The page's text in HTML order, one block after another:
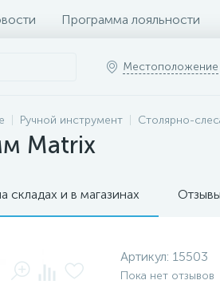
Программа лояльности
Местоположение
Ручной инструмент Столярно-
Matrix
складах и в магазинах Отзывы
Артикул: 15503
Пока нет отзывов